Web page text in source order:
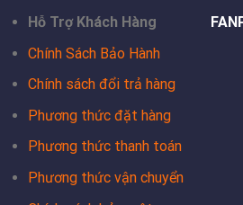
Hỗ Trợ Khách Hàng
Chính Sách Bảo Hành
Chính sách đổi trả hàng
Phương thức đặt hàng
Phương thức thanh toán
Phương thức vận chuyển